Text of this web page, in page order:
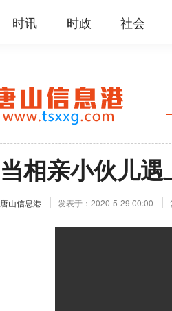
时讯 时政 社会
当相亲小伙儿
唐山信息港 发表于：2020-5-29 00:00